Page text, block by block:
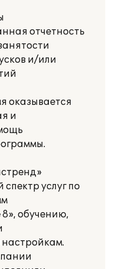
отчетность
и/или
оказывается
и
услуг по
обучению,